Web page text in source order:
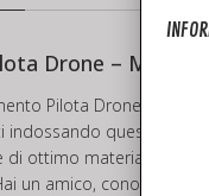
Drone –
Pilota Drone – Idea
indossando questa
di ottimo materiale 93%
un amico, conoscente